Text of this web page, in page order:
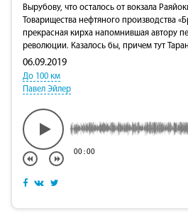
Вырубову, что осталось от вокзала
Товарищества нефтяного производства
прекрасная кирха напомнившая автору
революции. Казалось бы, причем тут
06.09.2019
До 100 км
Павел Эйлер
00:00